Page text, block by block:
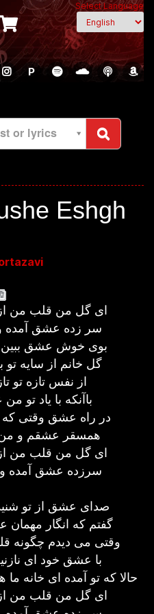
Select Language
P
or lyrics
Eshgh
ای گل من قلب من
سر زده عشق آمده
بوی خوش عشق ببین
گل خانم از سایه
از نفس تازه تو
باآنکه با یاد تو
در راه عشق وقتی
همسقر عشقم و من
ای گل من قلب من
سرزده عشق آمده و
صدای عشق از تو
گفتم که انگار مهمان
وقتی می دیدم چگونه
با عشق خود ای
حالا که تو آمده ای خانه
ای گل من قلب من